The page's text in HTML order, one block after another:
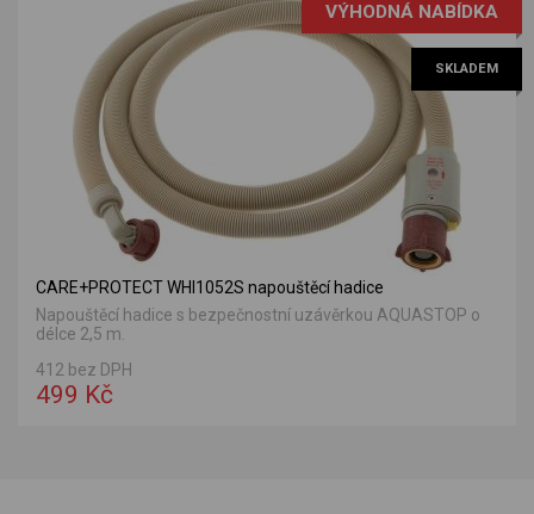
VÝHODNÁ NABÍDKA
SKLADEM
CARE+PROTECT WHI1052S napouštěcí hadice
Napouštěcí hadice s bezpečnostní uzávěrkou AQUASTOP o
délce 2,5 m.
412 bez DPH
499 Kč